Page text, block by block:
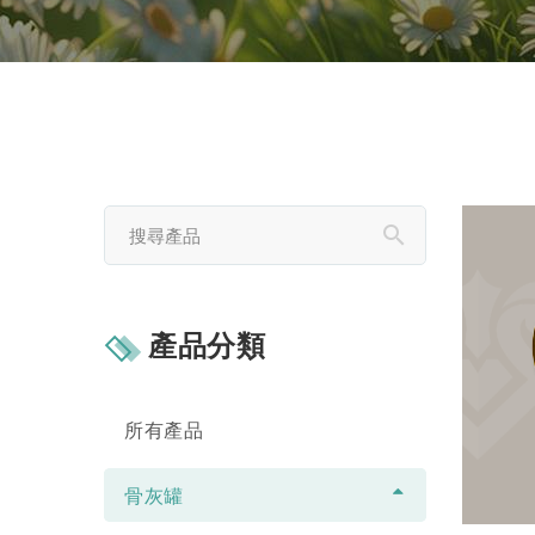
產品分類
所有產品
骨灰罐